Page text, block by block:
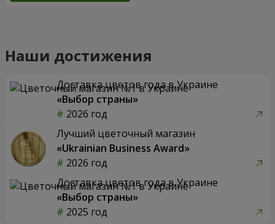
Наши достижения
Доставка цветов года в Украине
«Выбор страны»
2026 год
Лучший цветочный магазин
«Ukrainian Business Award»
2026 год
Доставка цветов года в Украине
«Выбор страны»
2025 год